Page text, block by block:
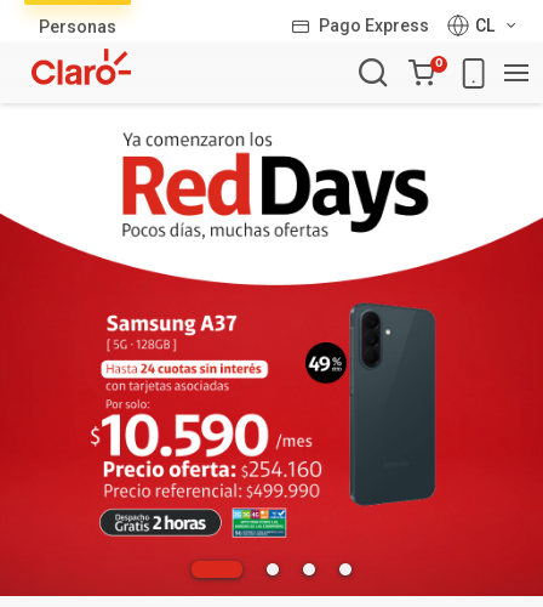
Personas Pago Express
CL
Carro
de
0
productos